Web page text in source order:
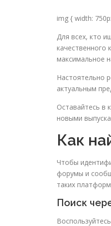
img { width:
Для всех, кто
качественного
максимальное
Настоятельно
актуальным
Оставайтесь в
новыми
Как
Чтобы
форумы и
таких
Поиск